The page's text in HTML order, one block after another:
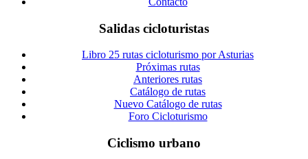
Salidas cicloturistas
Libro 25 rutas cicloturismo por Asturias
Próximas rutas
Anteriores rutas
Catálogo de rutas
Nuevo Catálogo de rutas
Foro Cicloturismo
Ciclismo urbano